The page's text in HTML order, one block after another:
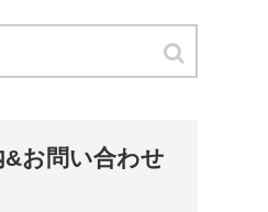
お問い合わせ